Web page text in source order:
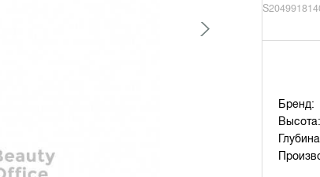
Бренд:
Высота: